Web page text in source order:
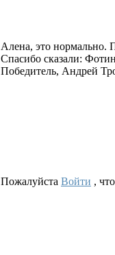
Алена, это нормально.
Спасибо сказали:
Победитель, Андрей
Пожалуйста Войти ,